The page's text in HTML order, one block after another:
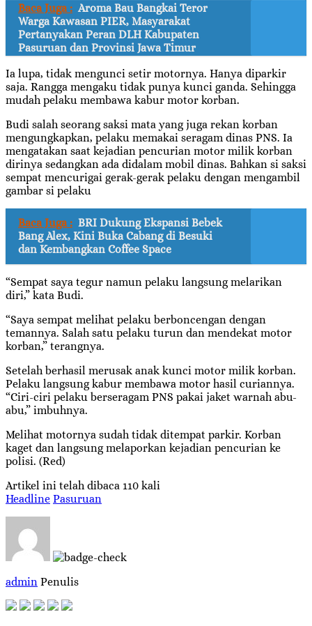
Baca Juga : Aroma Bau Bangkai Teror
Warga Kawasan PIER, Masyarakat
Pertanyakan Peran DLH Kabupaten
Pasuruan dan Provinsi Jawa Timur
Ia lupa, tidak mengunci setir motornya. Hanya diparkir
saja. Rangga mengaku tidak punya kunci ganda. Sehingga
mudah pelaku membawa kabur motor korban.
Budi salah seorang saksi mata yang juga rekan korban
mengungkapkan, pelaku memakai seragam dinas PNS. Ia
mengatakan saat kejadian pencurian motor milik korban
dirinya sedangkan ada didalam mobil dinas. Bahkan si saksi
sempat mencurigai gerak-gerak pelaku dengan mengambil
gambar si pelaku
Baca Juga : BRI Dukung Ekspansi Bebek
Bang Alex, Kini Buka Cabang di Besuki
dan Kembangkan Coffee Space
“Sempat saya tegur namun pelaku langsung melarikan
diri,” kata Budi.
“Saya sempat melihat pelaku berboncengan dengan
temannya. Salah satu pelaku turun dan mendekat motor
korban,” terangnya.
Setelah berhasil merusak anak kunci motor milik korban.
Pelaku langsung kabur membawa motor hasil curiannya.
“Ciri-ciri pelaku berseragam PNS pakai jaket warnah abu-
abu,” imbuhnya.
Melihat motornya sudah tidak ditempat parkir. Korban
kaget dan langsung melaporkan kejadian pencurian ke
polisi. (Red)
Artikel ini telah dibaca 110 kali
Headline Pasuruan
admin Penulis